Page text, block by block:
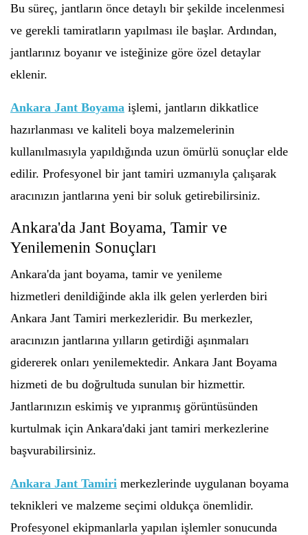
Bu süreç, jantların önce detaylı bir şekilde incelenmesi
ve gerekli tamiratların yapılması ile başlar. Ardından,
jantlarınız boyanır ve isteğinize göre özel detaylar
eklenir.
Ankara Jant Boyama işlemi, jantların dikkatlice
hazırlanması ve kaliteli boya malzemelerinin
kullanılmasıyla yapıldığında uzun ömürlü sonuçlar elde
edilir. Profesyonel bir jant tamiri uzmanıyla çalışarak
aracınızın jantlarına yeni bir soluk getirebilirsiniz.
Ankara'da Jant Boyama, Tamir ve
Yenilemenin Sonuçları
Ankara'da jant boyama, tamir ve yenileme
hizmetleri denildiğinde akla ilk gelen yerlerden biri
Ankara Jant Tamiri merkezleridir. Bu merkezler,
aracınızın jantlarına yılların getirdiği aşınmaları
gidererek onları yenilemektedir. Ankara Jant Boyama
hizmeti de bu doğrultuda sunulan bir hizmettir.
Jantlarınızın eskimiş ve yıpranmış görüntüsünden
kurtulmak için Ankara'daki jant tamiri merkezlerine
başvurabilirsiniz.
Ankara Jant Tamiri merkezlerinde uygulanan boyama
teknikleri ve malzeme seçimi oldukça önemlidir.
Profesyonel ekipmanlarla yapılan işlemler sonucunda